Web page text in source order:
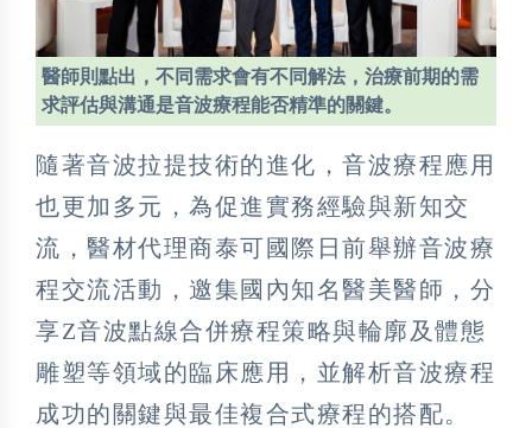
醫師則點出，不同需求會有不同解法，治療前期的需
求評估與溝通是音波療程能否精準的關鍵。
隨著音波拉提技術的進化，音波療程應用
也更加多元，為促進實務經驗與新知交
流，醫材代理商泰可國際日前舉辦音波療
程交流活動，邀集國內知名醫美醫師，分
享Z音波點線合併療程策略與輪廓及體態
雕塑等領域的臨床應用，並解析音波療程
成功的關鍵與最佳複合式療程的搭配。